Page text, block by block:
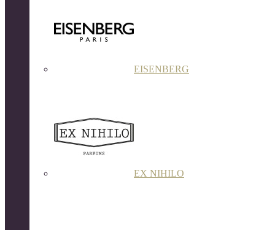
EISENBERG
EX NIHILO